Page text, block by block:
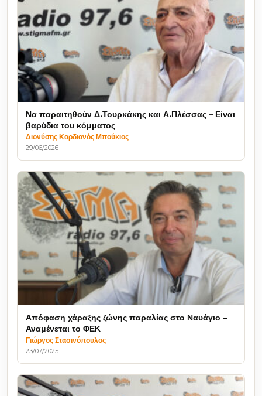
Να παραιτηθούν Δ.Τουρκάκης και Α.Πλέσσας – Είναι
βαρύδια του κόμματος
Διονύσης Καρδιανός Μπούκιος
29/06/2026
Απόφαση χάραξης ζώνης παραλίας στο Ναυάγιο –
Αναμένεται το ΦΕΚ
Γιώργος Στασινόπουλος
23/07/2025